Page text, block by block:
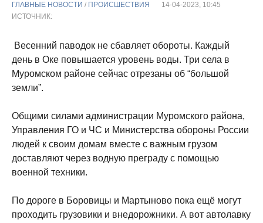
ГЛАВНЫЕ НОВОСТИ / ПРОИСШЕСТВИЯ
14-04-2023, 10:45
ИСТОЧНИК:
Весенний паводок не сбавляет обороты. Каждый
день в Оке повышается уровень воды. Три села в
Муромском районе сейчас отрезаны об “большой
земли”.
Общими силами администрации Муромского района,
Управления ГО и ЧС и Министерства обороны России
людей к своим домам вместе с важным грузом
доставляют через водную преграду с помощью
военной техники.
По дороге в Боровицы и Мартыново пока ещё могут
проходить грузовики и внедорожники. А вот автолавку